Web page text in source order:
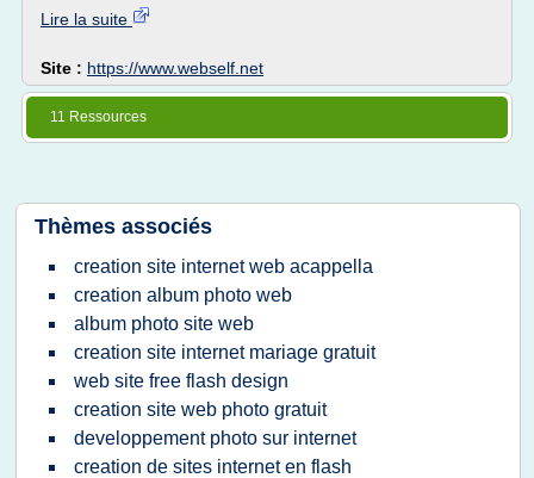
Lire la suite
Site : https://www.webself.net
11 Ressources
Thèmes associés
creation site internet web acappella
creation album photo web
album photo site web
creation site internet mariage gratuit
web site free flash design
creation site web photo gratuit
developpement photo sur internet
creation de sites internet en flash